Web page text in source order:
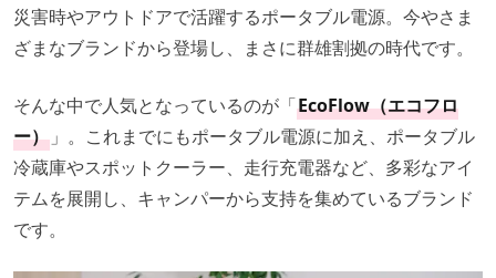
災害時やアウトドアで活躍するポータブル電源。今やさま
ざまなブランドから登場し、まさに群雄割拠の時代です。
そんな中で人気となっているのが「EcoFlow（エコフロ
ー） 」。これまでにもポータブル電源に加え、ポータブル
冷蔵庫やスポットクーラー、走行充電器など、多彩なアイ
テムを展開し、キャンパーから支持を集めているブランド
です。